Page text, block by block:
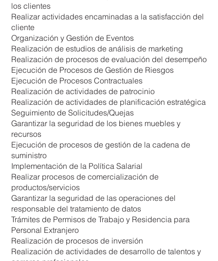
los clientes
Realizar actividades encaminadas a la satisfacción del
cliente
Organización y Gestión de Eventos
Realización de estudios de análisis de marketing
Realización de procesos de evaluación del desempeño
Ejecución de Procesos de Gestión de Riesgos
Ejecución de Procesos Contractuales
Realización de actividades de patrocinio
Realización de actividades de planificación estratégica
Seguimiento de Solicitudes/Quejas
Garantizar la seguridad de los bienes muebles y
recursos
Ejecución de procesos de gestión de la cadena de
suministro
Implementación de la Política Salarial
Realizar procesos de comercialización de
productos/servicios
Garantizar la seguridad de las operaciones del
responsable del tratamiento de datos
Trámites de Permisos de Trabajo y Residencia para
Personal Extranjero
Realización de procesos de inversión
Realización de actividades de desarrollo de talentos y